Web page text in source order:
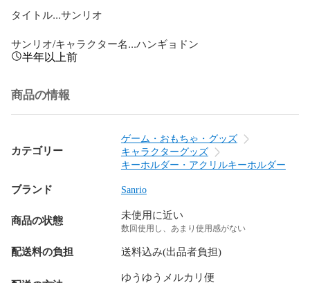
タイトル...サンリオ
サンリオ/キャラクター名...ハンギョドン
半年以上前
商品の情報
カテゴリー
ゲーム・おもちゃ・グッズ
キャラクターグッズ
キーホルダー・アクリルキーホルダー
ブランド Sanrio
商品の状態 未使用に近い
数回使用し、あまり使用感がない
配送料の負担 送料込み(出品者負担)
ゆうゆうメルカリ便